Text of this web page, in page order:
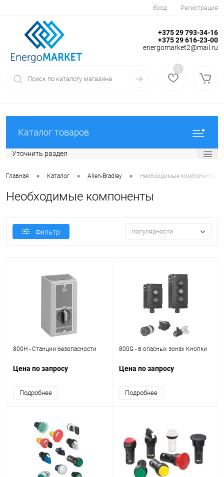
Вход Регистрация
+375 29 793-34-16
+375 29 616-23-00
energomarket2@mail.ru
0
Каталог товаров
Уточнить раздел
Главная • Каталог • Allen-Bradley • Необходимые компоненты
Необходимые компоненты
Фильтр популярности
800H - Станции безопасности
Цена по запросу
Подробнее
800G - в опасных зонах Кнопки
Цена по запросу
Подробнее